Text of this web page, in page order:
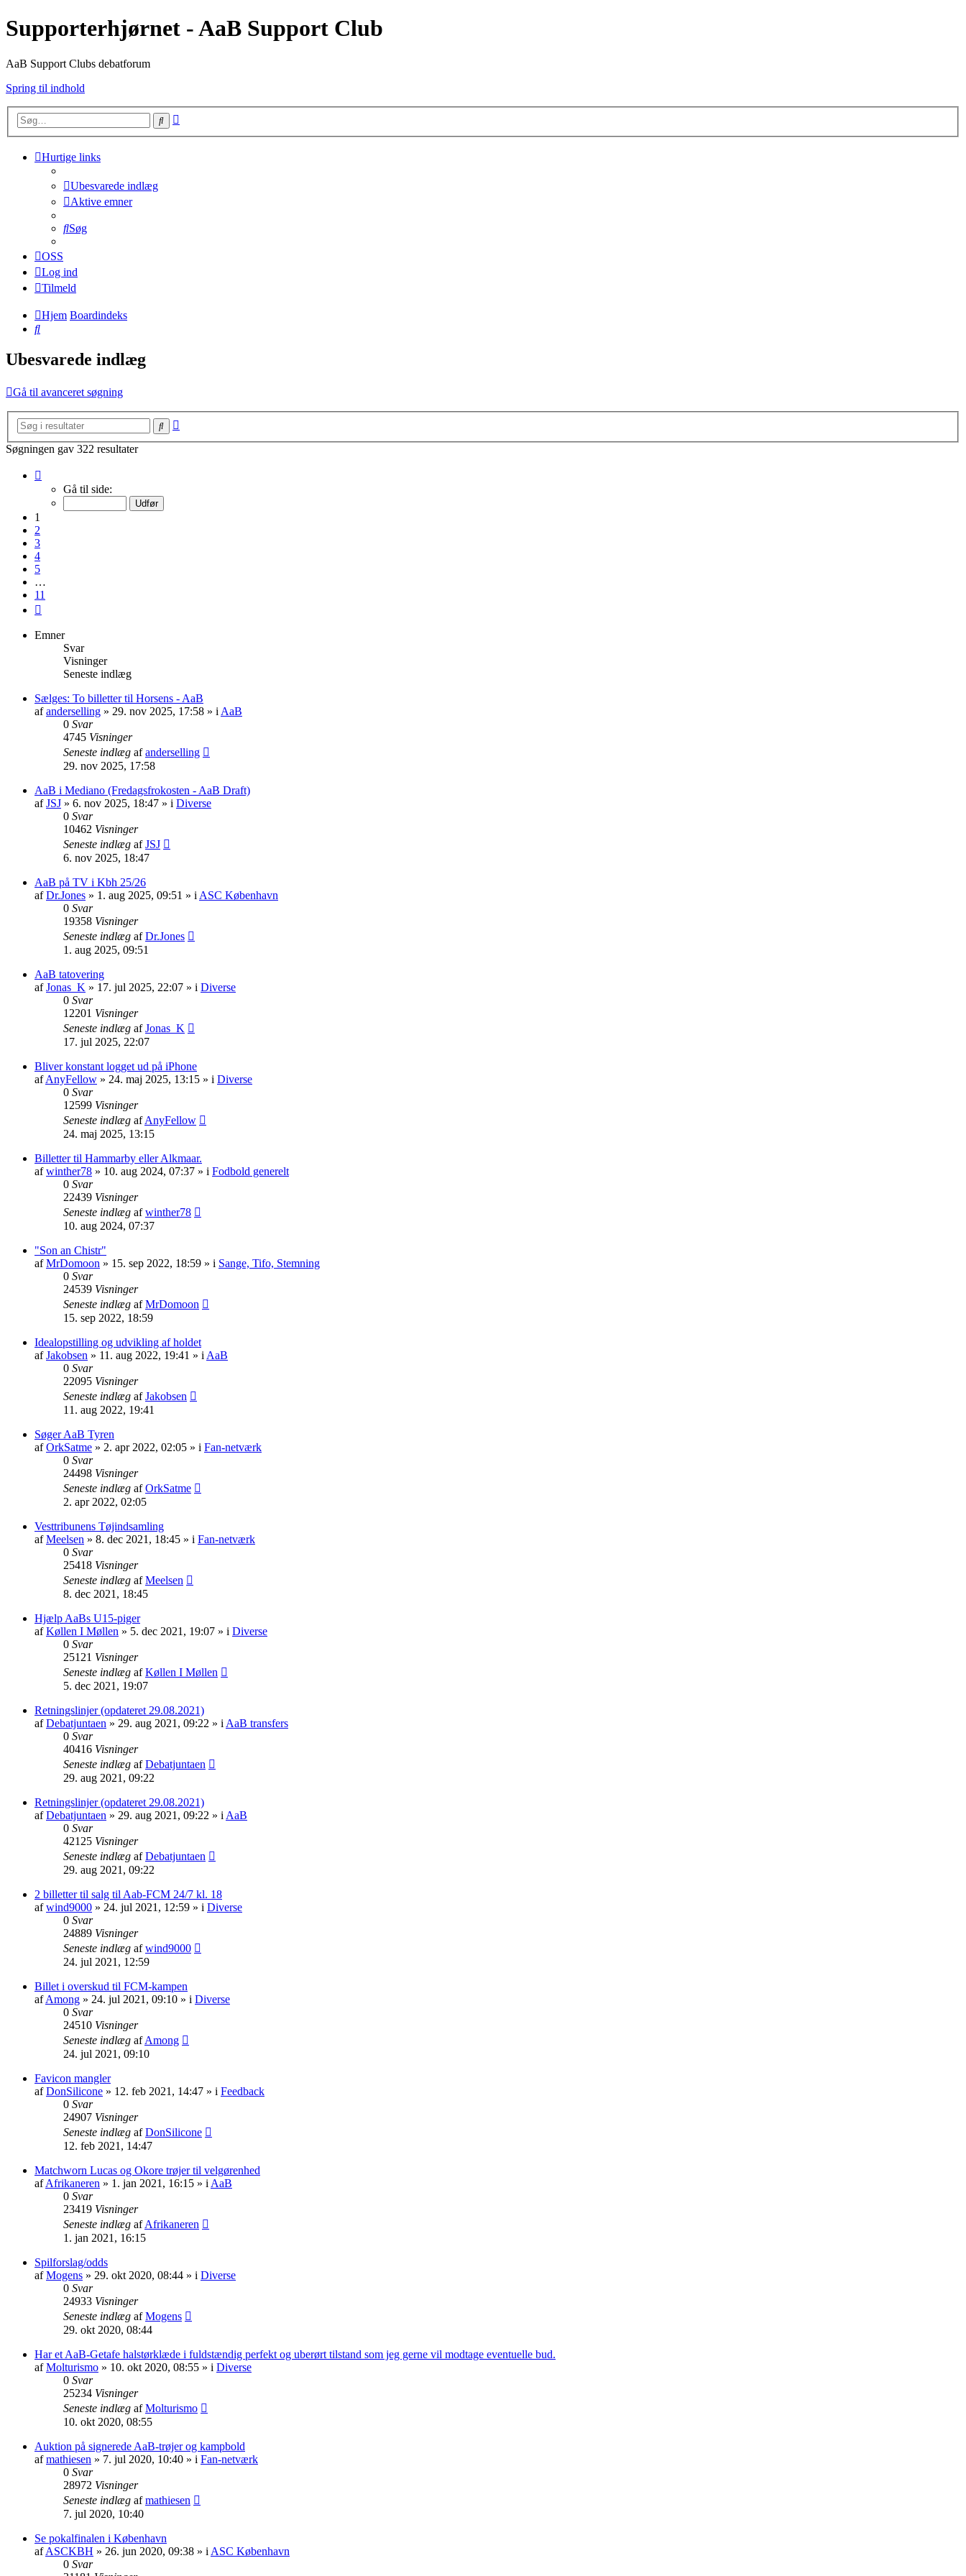
Supporterhjørnet - AaB Support Club
AaB Support Clubs debatforum
Spring til indhold
Søg
Hurtige links
Ubesvarede indlæg
Aktive emner
Søg
OSS
Log ind
Tilmeld
Hjem Boardindeks
Søg
Ubesvarede indlæg
Gå til avanceret søgning
Søg
Søgningen gav 322 resultater
Gå til side:
1
2
3
4
5
…
11
Emner
Svar
Visninger
Seneste indlæg
Sælges: To billetter til Horsens - AaB
afanderselling » 29. nov 2025, 17:58 » i AaB
0 Svar
4745 Visninger
Seneste indlæg afanderselling
29. nov 2025, 17:58
AaB i Mediano (Fredagsfrokosten - AaB Draft)
afJSJ » 6. nov 2025, 18:47 » i Diverse
0 Svar
10462 Visninger
Seneste indlæg afJSJ
6. nov 2025, 18:47
AaB på TV i Kbh 25/26
afDr.Jones » 1. aug 2025, 09:51 » i ASC København
0 Svar
19358 Visninger
Seneste indlæg afDr.Jones
1. aug 2025, 09:51
AaB tatovering
afJonas_K » 17. jul 2025, 22:07 » i Diverse
0 Svar
12201 Visninger
Seneste indlæg afJonas_K
17. jul 2025, 22:07
Bliver konstant logget ud på iPhone
afAnyFellow » 24. maj 2025, 13:15 » i Diverse
0 Svar
12599 Visninger
Seneste indlæg afAnyFellow
24. maj 2025, 13:15
Billetter til Hammarby eller Alkmaar.
afwinther78 » 10. aug 2024, 07:37 » i Fodbold generelt
0 Svar
22439 Visninger
Seneste indlæg afwinther78
10. aug 2024, 07:37
"Son an Chistr"
afMrDomoon » 15. sep 2022, 18:59 » i Sange, Tifo, Stemning
0 Svar
24539 Visninger
Seneste indlæg afMrDomoon
15. sep 2022, 18:59
Idealopstilling og udvikling af holdet
afJakobsen » 11. aug 2022, 19:41 » i AaB
0 Svar
22095 Visninger
Seneste indlæg afJakobsen
11. aug 2022, 19:41
Søger AaB Tyren
afOrkSatme » 2. apr 2022, 02:05 » i Fan-netværk
0 Svar
24498 Visninger
Seneste indlæg afOrkSatme
2. apr 2022, 02:05
Vesttribunens Tøjindsamling
afMeelsen » 8. dec 2021, 18:45 » i Fan-netværk
0 Svar
25418 Visninger
Seneste indlæg afMeelsen
8. dec 2021, 18:45
Hjælp AaBs U15-piger
afKøllen I Møllen » 5. dec 2021, 19:07 » i Diverse
0 Svar
25121 Visninger
Seneste indlæg afKøllen I Møllen
5. dec 2021, 19:07
Retningslinjer (opdateret 29.08.2021)
afDebatjuntaen » 29. aug 2021, 09:22 » i AaB transfers
0 Svar
40416 Visninger
Seneste indlæg afDebatjuntaen
29. aug 2021, 09:22
Retningslinjer (opdateret 29.08.2021)
afDebatjuntaen » 29. aug 2021, 09:22 » i AaB
0 Svar
42125 Visninger
Seneste indlæg afDebatjuntaen
29. aug 2021, 09:22
2 billetter til salg til Aab-FCM 24/7 kl. 18
afwind9000 » 24. jul 2021, 12:59 » i Diverse
0 Svar
24889 Visninger
Seneste indlæg afwind9000
24. jul 2021, 12:59
Billet i overskud til FCM-kampen
afAmong » 24. jul 2021, 09:10 » i Diverse
0 Svar
24510 Visninger
Seneste indlæg afAmong
24. jul 2021, 09:10
Favicon mangler
afDonSilicone » 12. feb 2021, 14:47 » i Feedback
0 Svar
24907 Visninger
Seneste indlæg afDonSilicone
12. feb 2021, 14:47
Matchworn Lucas og Okore trøjer til velgørenhed
afAfrikaneren » 1. jan 2021, 16:15 » i AaB
0 Svar
23419 Visninger
Seneste indlæg afAfrikaneren
1. jan 2021, 16:15
Spilforslag/odds
afMogens » 29. okt 2020, 08:44 » i Diverse
0 Svar
24933 Visninger
Seneste indlæg afMogens
29. okt 2020, 08:44
Har et AaB-Getafe halstørklæde i fuldstændig perfekt og uberørt tilstand som jeg gerne vil modtage eventuelle bud.
afMolturismo » 10. okt 2020, 08:55 » i Diverse
0 Svar
25234 Visninger
Seneste indlæg afMolturismo
10. okt 2020, 08:55
Auktion på signerede AaB-trøjer og kampbold
afmathiesen » 7. jul 2020, 10:40 » i Fan-netværk
0 Svar
28972 Visninger
Seneste indlæg afmathiesen
7. jul 2020, 10:40
Se pokalfinalen i København
afASCKBH » 26. jun 2020, 09:38 » i ASC København
0 Svar